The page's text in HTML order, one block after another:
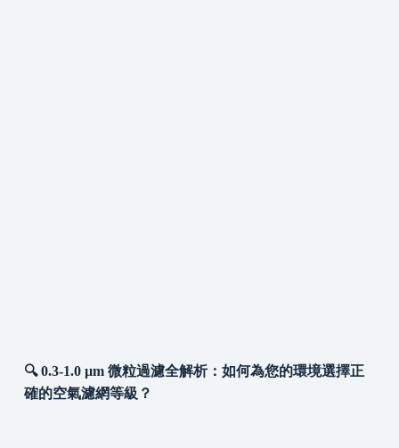
🔍 0.3-1.0 µm 微粒過濾全解析：如何為您的環境選擇正
確的空氣濾網等級？